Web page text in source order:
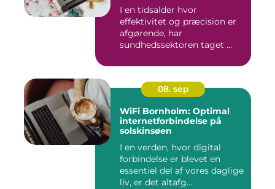
I en tidsalder hvor
effektivitet og præcision er
afgørende, har
sundhedssektoren taget ...
08. sep
WiFi Bornholm: Optimal
internetforbindelse på
solskinsøen
I en verden, hvor digital
forbindelse er blevet en
essentiel del af vores daglige
liv, er det altafg...